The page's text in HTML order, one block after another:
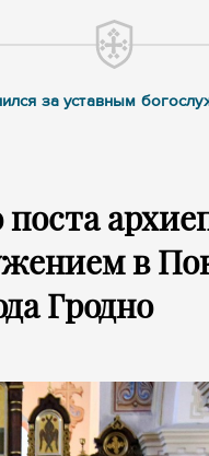
за уставным
в
Гродно